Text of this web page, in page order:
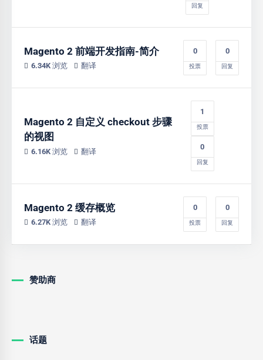
回复
Magento 2 前端开发指南-简介
6.34K 浏览 翻译
0
投票
0
回复
Magento 2 自定义 checkout 步骤
的视图
6.16K 浏览 翻译
1
投票
0
回复
Magento 2 缓存概览
6.27K 浏览 翻译
0
投票
0
回复
赞助商
话题